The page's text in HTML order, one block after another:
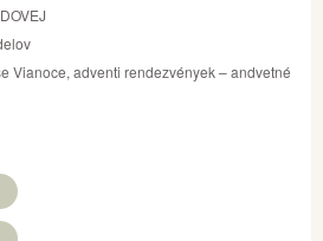
Vianoce, adventi rendezvények – andvetné